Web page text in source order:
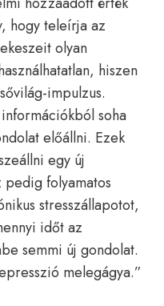
hogy teleírja az
olyan
hiszen
impulzus.
soha
előállni. Ezek
egy új
folyamatos
stresszállapotot,
időt az
semmi új gondolat.
melegágya.”